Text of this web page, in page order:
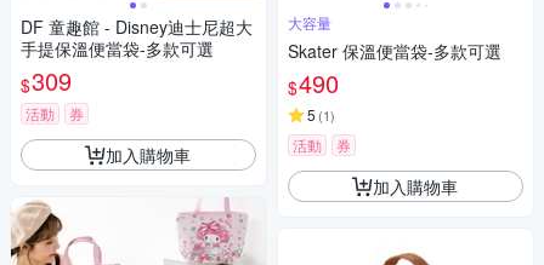
DF 童趣館 - Disney迪士尼超大
手提保溫便當袋-多款可選
$309
活動 券
加入購物車
大容量
Skater 保溫便當袋-多款可選
$490
5 (1)
活動 券
加入購物車